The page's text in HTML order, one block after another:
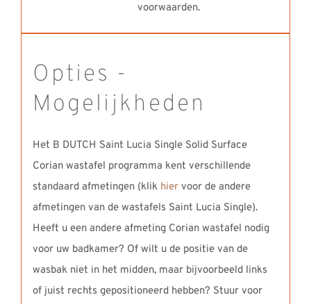
voorwaarden.
Opties -
Mogelijkheden
Het B DUTCH Saint Lucia Single Solid Surface
Corian wastafel programma kent verschillende
standaard afmetingen (klik hiervoor de andere
afmetingen van de wastafels Saint Lucia Single).
Heeft u een andere afmeting Corian wastafel nodig
voor uw badkamer? Of wilt u de positie van de
wasbak niet in het midden, maar bijvoorbeeld links
of juist rechts gepositioneerd hebben? Stuur voor